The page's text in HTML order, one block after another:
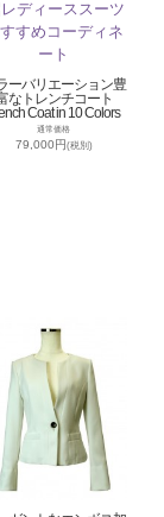
ーバリエーション豊
なトレンチコート
Coat in 10 Colors
通常価格
79,000円(税別)